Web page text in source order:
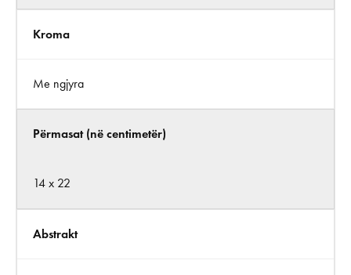
Kroma
Me ngjyra
Përmasat (në centimetër)
14 x 22
Abstrakt